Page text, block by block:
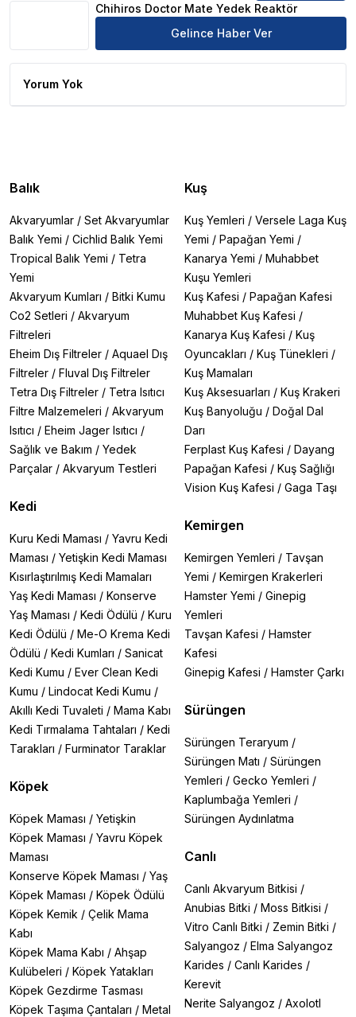
Chihiros Doctor Mate Yedek Reaktör
Gelince Haber Ver
Yorum Yok
Balık
Akvaryumlar / Set Akvaryumlar
Balık Yemi / Cichlid Balık Yemi
Tropical Balık Yemi / Tetra
Yemi
Akvaryum Kumları / Bitki Kumu
Co2 Setleri / Akvaryum
Filtreleri
Eheim Dış Filtreler / Aquael Dış
Filtreler / Fluval Dış Filtreler
Tetra Dış Filtreler / Tetra Isıtıcı
Filtre Malzemeleri / Akvaryum
Isıtıcı / Eheim Jager Isıtıcı /
Sağlık ve Bakım / Yedek
Parçalar / Akvaryum Testleri
Kedi
Kuru Kedi Maması / Yavru Kedi
Maması / Yetişkin Kedi Maması
Kısırlaştırılmış Kedi Mamaları
Yaş Kedi Maması / Konserve
Yaş Maması / Kedi Ödülü / Kuru
Kedi Ödülü / Me-O Krema Kedi
Ödülü / Kedi Kumları / Sanicat
Kedi Kumu / Ever Clean Kedi
Kumu / Lindocat Kedi Kumu /
Akıllı Kedi Tuvaleti / Mama Kabı
Kedi Tırmalama Tahtaları / Kedi
Tarakları / Furminator Taraklar
Köpek
Köpek Maması / Yetişkin
Köpek Maması / Yavru Köpek
Maması
Konserve Köpek Maması / Yaş
Köpek Maması / Köpek Ödülü
Köpek Kemik / Çelik Mama
Kabı
Köpek Mama Kabı / Ahşap
Kulübeleri / Köpek Yatakları
Köpek Gezdirme Tasması
Köpek Taşıma Çantaları / Metal
Kuş
Kuş Yemleri / Versele Laga Kuş
Yemi / Papağan Yemi /
Kanarya Yemi / Muhabbet
Kuşu Yemleri
Kuş Kafesi / Papağan Kafesi
Muhabbet Kuş Kafesi /
Kanarya Kuş Kafesi / Kuş
Oyuncakları / Kuş Tünekleri /
Kuş Mamaları
Kuş Aksesuarları / Kuş Krakeri
Kuş Banyoluğu / Doğal Dal
Darı
Ferplast Kuş Kafesi / Dayang
Papağan Kafesi / Kuş Sağlığı
Vision Kuş Kafesi / Gaga Taşı
Kemirgen
Kemirgen Yemleri / Tavşan
Yemi / Kemirgen Krakerleri
Hamster Yemi / Ginepig
Yemleri
Tavşan Kafesi / Hamster
Kafesi
Ginepig Kafesi / Hamster Çarkı
Sürüngen
Sürüngen Teraryum /
Sürüngen Matı / Sürüngen
Yemleri / Gecko Yemleri /
Kaplumbağa Yemleri /
Sürüngen Aydınlatma
Canlı
Canlı Akvaryum Bitkisi /
Anubias Bitki / Moss Bitkisi /
Vitro Canlı Bitki / Zemin Bitki /
Salyangoz / Elma Salyangoz
Karides / Canlı Karides /
Kerevit
Nerite Salyangoz / Axolotl